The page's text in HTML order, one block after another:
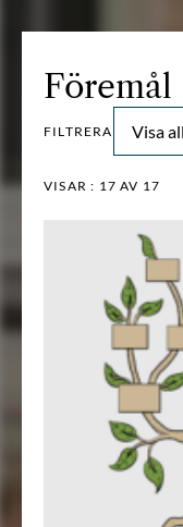
Föremål
FILTRERA Visa
VISAR : 17 AV 17